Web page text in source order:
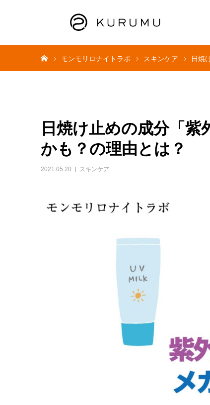
モンモリロナイトラボ スキンケア 日焼
日焼け止めの成分「紫
かも？の理由とは？
2021.05.20 スキンケア